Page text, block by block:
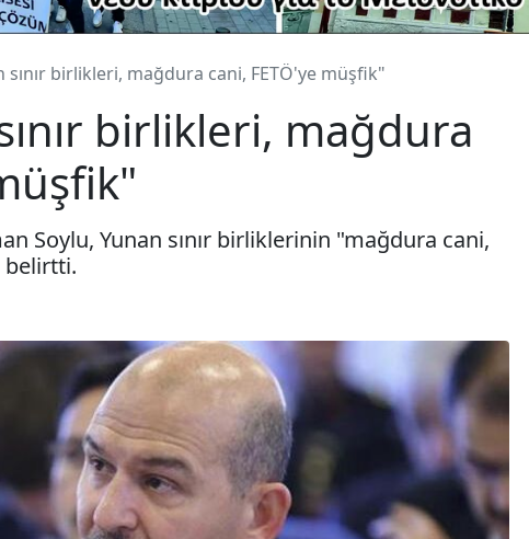
sınır birlikleri, mağdura cani, FETÖ'ye müşfik"
birlikleri, mağdura
Soylu, Yunan sınır birliklerinin "mağdura cani,
belirtti.